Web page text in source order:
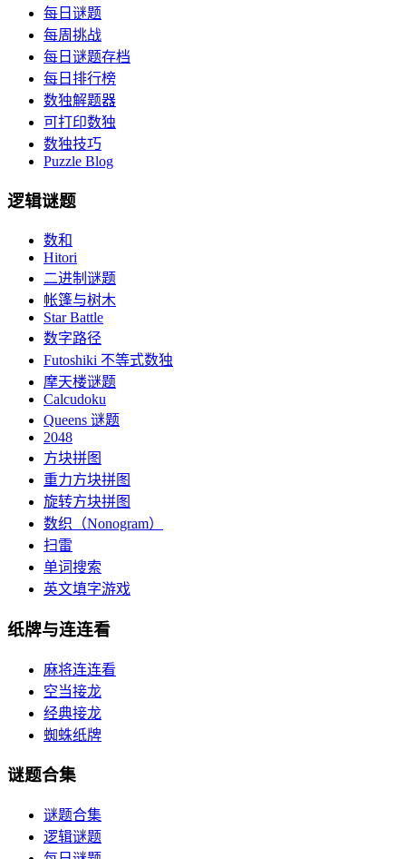
每日谜题
每周挑战
每日谜题存档
每日排行榜
数独解题器
可打印数独
数独技巧
Puzzle Blog
逻辑谜题
数和
Hitori
二进制谜题
帐篷与树木
Star Battle
数字路径
Futoshiki 不等式数独
摩天楼谜题
Calcudoku
Queens 谜题
2048
方块拼图
重力方块拼图
旋转方块拼图
数织（Nonogram）
扫雷
单词搜索
英文填字游戏
纸牌与连连看
麻将连连看
空当接龙
经典接龙
蜘蛛纸牌
谜题合集
谜题合集
逻辑谜题